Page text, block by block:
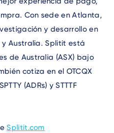
Con sede en Atlanta,
y desarrollo en
y Australia. Splitit está
de Australia (ASX) bajo
cotiza en el OTCQX
(ADRs) y STTTF
Splitit.com